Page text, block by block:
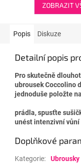
ZOBRAZIT
Popis Diskuze
Detailní popis
Pro skutečně
ubrousek Coccolino
jednoduše položte
prádla, spusťte
unést intenzivní vůní
Doplňkové
Kategorie: